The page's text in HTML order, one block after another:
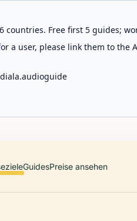
Free first 5 guides;
a user, please link them to
GuidesPreise ansehen